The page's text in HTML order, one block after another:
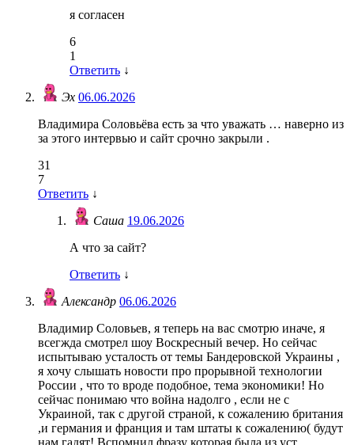
я согласен
6
1
Ответить ↓
Эх 06.06.2026
Владимира Соловьёва есть за что уважать … наверно из
за этого интервью и сайт срочно закрыли .
31
7
Ответить ↓
Саша 19.06.2026
А что за сайт?
Ответить ↓
Александр 06.06.2026
Владимир Соловьев, я теперь на вас смотрю иначе, я
всегжда смотрел шоу Воскресный вечер. Но сейчас
испытываю усталость от темы Бандеровской Украины ,
я хочу слышать новости про прорывной технологии
России , что то вроде подобное, тема экономики! Но
сейчас понимаю что война надолго , если не с
Украиной, так с другой страной, к сожалению британия
,и германия и франция и там штаты к сожалению( будут